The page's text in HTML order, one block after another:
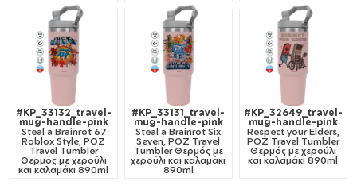
#KP_33132_travel-
mug-handle-pink
Steal a Brainrot 67
Roblox Style, ΡΟΖ
Travel Tumbler
Θερμός με χερούλι
και καλαμάκι 890ml
#KP_33131_travel-
mug-handle-pink
Steal a Brainrot Six
Seven, ΡΟΖ Travel
Tumbler Θερμός με
χερούλι και καλαμάκι
890ml
#KP_32649_travel-
mug-handle-pink
Respect your Elders,
ΡΟΖ Travel Tumbler
Θερμός με χερούλι
και καλαμάκι 890ml